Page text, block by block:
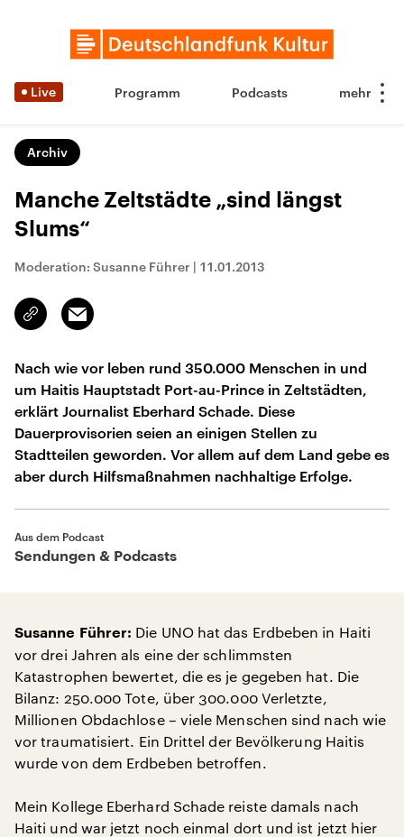
Live Programm Podcasts
Archiv
Manche Zeltstädte „sind längst
Slums“
Moderation: Susanne Führer | 11.01.2013
Link
kopieren/teilen
Email
Nach wie vor leben rund 350.000 Menschen in und
um Haitis Hauptstadt Port-au-Prince in Zeltstädten,
erklärt Journalist Eberhard Schade. Diese
Dauerprovisorien seien an einigen Stellen zu
Stadtteilen geworden. Vor allem auf dem Land gebe es
aber durch Hilfsmaßnahmen nachhaltige Erfolge.
Aus dem Podcast
Sendungen & Podcasts
Susanne Führer: Die UNO hat das Erdbeben in Haiti
vor drei Jahren als eine der schlimmsten
Katastrophen bewertet, die es je gegeben hat. Die
Bilanz: 250.000 Tote, über 300.000 Verletzte,
Millionen Obdachlose – viele Menschen sind nach wie
vor traumatisiert. Ein Drittel der Bevölkerung Haitis
wurde von dem Erdbeben betroffen.
Mein Kollege Eberhard Schade reiste damals nach
Haiti und war jetzt noch einmal dort und ist jetzt hier